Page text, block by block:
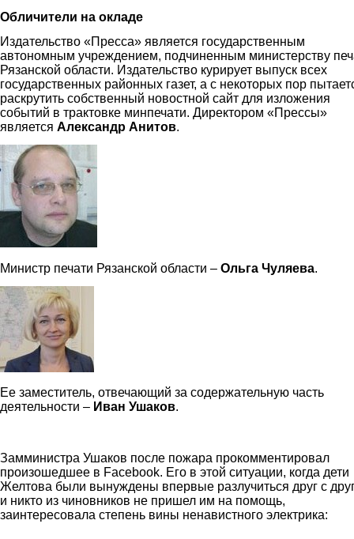
Обличители на окладе
Издательство «Пресса» является государственным
автономным учреждением, подчиненным министерству
Рязанской области. Издательство курирует выпуск всех
государственных районных газет, а с некоторых пор
раскрутить собственный новостной сайт для изложения
событий в трактовке минпечати. Директором «Прессы»
является Александр Анитов.
anitov.jpg
Министр печати Рязанской области – Ольга Чуляева.
chulyaeva.jpg
Ее заместитель, отвечающий за содержательную часть
деятельности – Иван Ушаков.
Замминистра Ушаков после пожара прокомментировал
произошедшее в Facebоok. Его в этой ситуации, когда дети
Желтова были вынуждены впервые разлучиться друг с
и никто из чиновников не пришел им на помощь,
заинтересовала степень вины ненавистного электрика: